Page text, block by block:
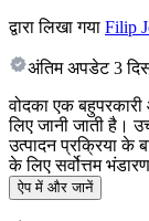
द्वारा लिखा गया Filip
अंतिम अपडेट 3
वोदका एक
लिए जानी जाती है।
उत्पादन प्रक्रिया के
के लिए सर्वोत्तम
ऐप में और जानें